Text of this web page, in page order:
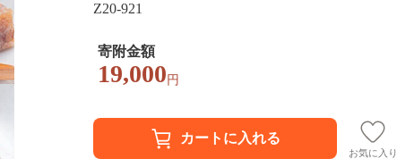
Z20-921
寄附金額
19,000 円
お気に入り